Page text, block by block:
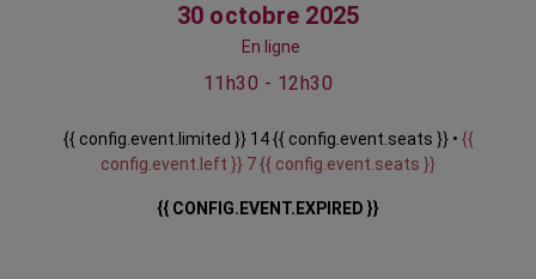
30 octobre 2025
En ligne
11h30 - 12h30
{{ config.event.limited }} 14 {{ config.event.seats }} • {{
config.event.left }} 7 {{ config.event.seats }}
{{ CONFIG.EVENT.EXPIRED }}